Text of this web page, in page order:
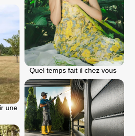
Quel temps fait il chez vous
une